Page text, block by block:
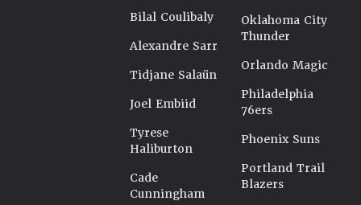
Bilal Coulibaly
Alexandre Sarr
Tidjane Salaün
Joel Embiid
Tyrese
Haliburton
Cade
Cunningham
Oklahoma City
Thunder
Orlando Magic
Philadelphia
76ers
Phoenix Suns
Portland Trail
Blazers